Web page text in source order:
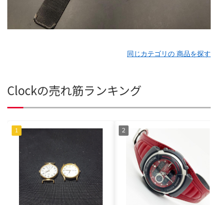
同じカテゴリの 商品を探す
Clockの売れ筋ランキング